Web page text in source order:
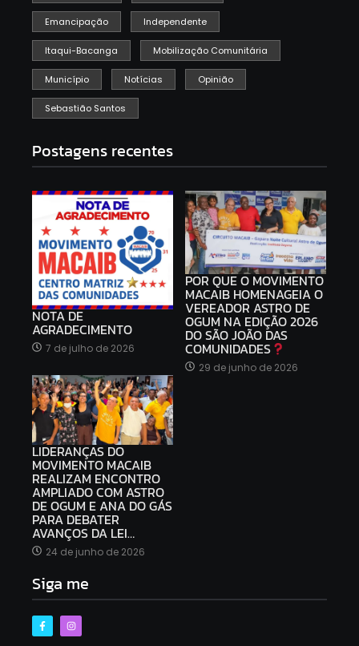
Emancipação Independente
Itaqui-Bacanga Mobilização Comunitária
Município Notícias Opinião
Sebastião Santos
Postagens recentes
NOTA DE
AGRADECIMENTO
7 de julho de 2026
POR QUE O MOVIMENTO
MACAIB HOMENAGEIA O
VEREADOR ASTRO DE
OGUM NA EDIÇÃO 2026
DO SÃO JOÃO DAS
COMUNIDADES
29 de junho de 2026
LIDERANÇAS DO
MOVIMENTO MACAIB
REALIZAM ENCONTRO
AMPLIADO COM ASTRO
DE OGUM E ANA DO GÁS
PARA DEBATER
AVANÇOS DA LEI…
24 de junho de 2026
Siga me